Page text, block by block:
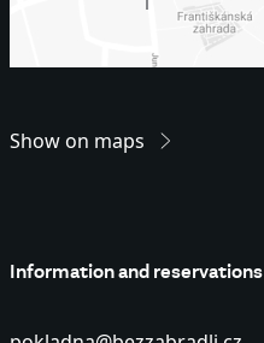
Show on maps
Information and reservations